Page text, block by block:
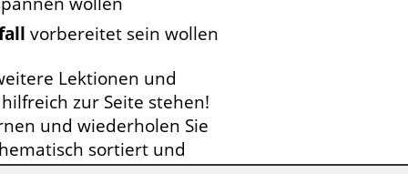
vorbereitet sein wollen
Lektionen und
zur Seite stehen!
und wiederholen Sie
sortiert und